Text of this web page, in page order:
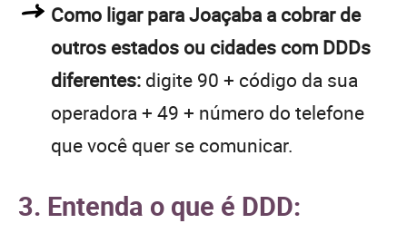
Como ligar para Joaçaba a cobrar de
outros estados ou cidades com DDDs
diferentes: digite 90 + código da sua
operadora + 49 + número do telefone
que você quer se comunicar.
3. Entenda o que é DDD: